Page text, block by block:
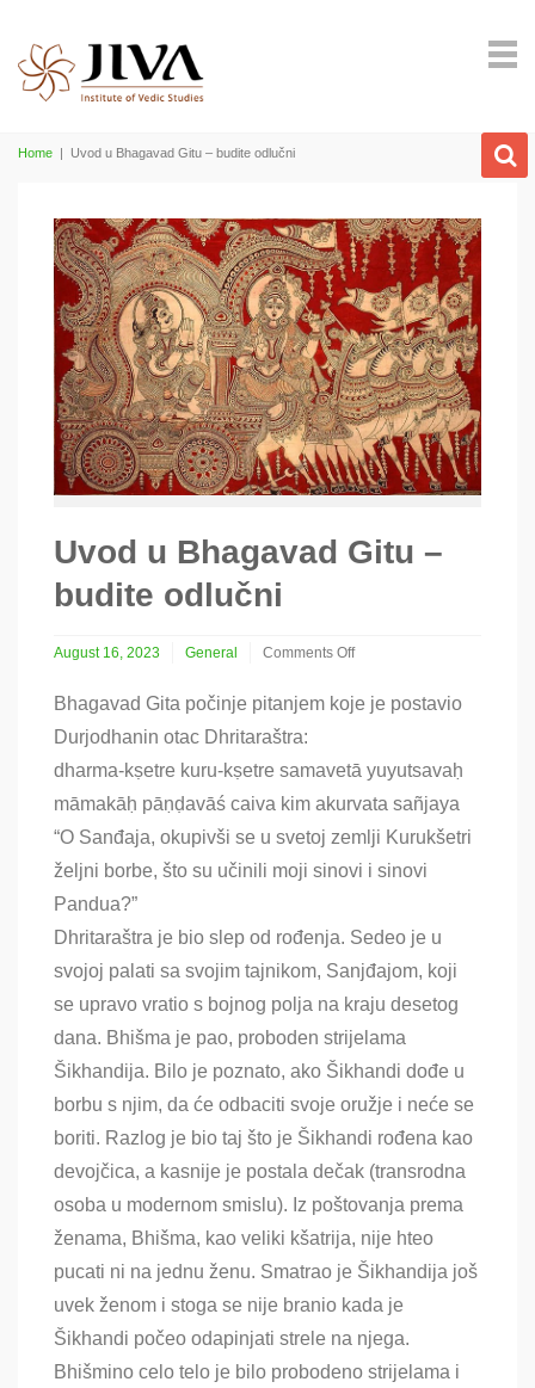
Home | Uvod u Bhagavad Gitu – budite odlučni
Uvod u Bhagavad Gitu –
budite odlučni
August 16, 2023 General
Comments Off
Uvod
Bhagavad
–
budite
Bhagavad Gita počinje pitanjem koje je postavio
Durjodhanin otac Dhritaraštra:
dharma-kṣetre kuru-kṣetre samavetā yuyutsavaḥ
māmakāḥ pāṇḍavāś caiva kim akurvata sañjaya
“O Sanđaja, okupivši se u svetoj zemlji Kurukšetri
željni borbe, što su učinili moji sinovi i sinovi
Pandua?”
Dhritaraštra je bio slep od rođenja. Sedeo je u
svojoj palati sa svojim tajnikom, Sanjđajom, koji
se upravo vratio s bojnog polja na kraju desetog
dana. Bhišma je pao, proboden strijelama
Šikhandija. Bilo je poznato, ako Šikhandi dođe u
borbu s njim, da će odbaciti svoje oružje i neće se
boriti. Razlog je bio taj što je Šikhandi rođena kao
devojčica, a kasnije je postala dečak (transrodna
osoba u modernom smislu). Iz poštovanja prema
ženama, Bhišma, kao veliki kšatrija, nije hteo
pucati ni na jednu ženu. Smatrao je Šikhandija još
uvek ženom i stoga se nije branio kada je
Šikhandi počeo odapinjati strele na njega.
Bhišmino celo telo je bilo probodeno strijelama i